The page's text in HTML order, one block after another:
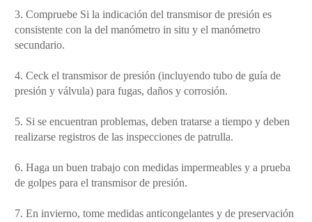
3. Compruebe Si la indicación del transmisor de presión es
consistente con la del manómetro in situ y el manómetro
secundario.
4. Ceck el transmisor de presión (incluyendo tubo de guía de
presión y válvula) para fugas, daños y corrosión.
5. Si se encuentran problemas, deben tratarse a tiempo y deben
realizarse registros de las inspecciones de patrulla.
6. Haga un buen trabajo con medidas impermeables y a prueba
de golpes para el transmisor de presión.
7. En invierno, tome medidas anticongelantes y de preservación